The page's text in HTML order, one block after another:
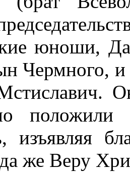
юноши,
Чермного,
положили
изъявляя
же Веру